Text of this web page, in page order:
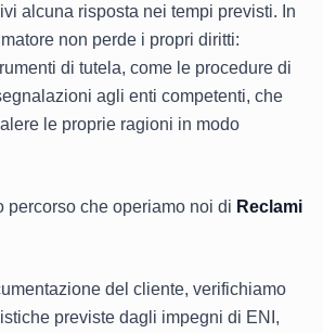
alcuna risposta nei tempi previsti. In
non perde i propri diritti:
di tutela, come le procedure di
agli enti competenti, che
le proprie ragioni in modo
percorso che operiamo noi di Reclami
del cliente, verifichiamo
previste dagli impegni di ENI,